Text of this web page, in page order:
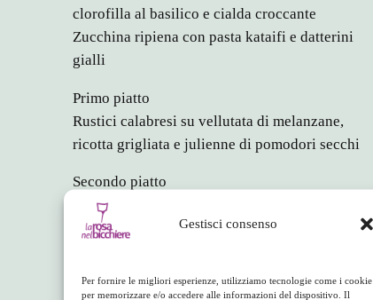
Gestisci consenso
Per fornire le migliori esperienze, utilizziamo tecnologie come i cookie
per memorizzare e/o accedere alle informazioni del dispositivo. Il
clorofilla al basilico e cialda croccante
Zucchina ripiena con pasta kataifi e datterini
gialli
Primo piatto
Rustici calabresi su vellutata di melanzane,
ricotta grigliata e julienne di pomodori secchi
Secondo piatto
Il mio vitello tonnato
Dolce
fragole al caramello